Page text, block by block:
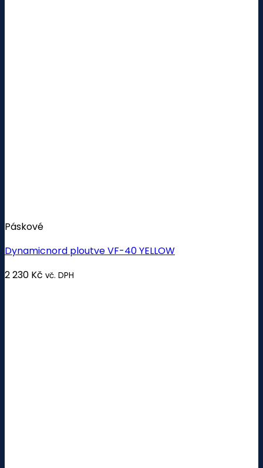
Páskové
Dynamicnord ploutve VF-40 YELLOW
2 230 Kč vč. DPH